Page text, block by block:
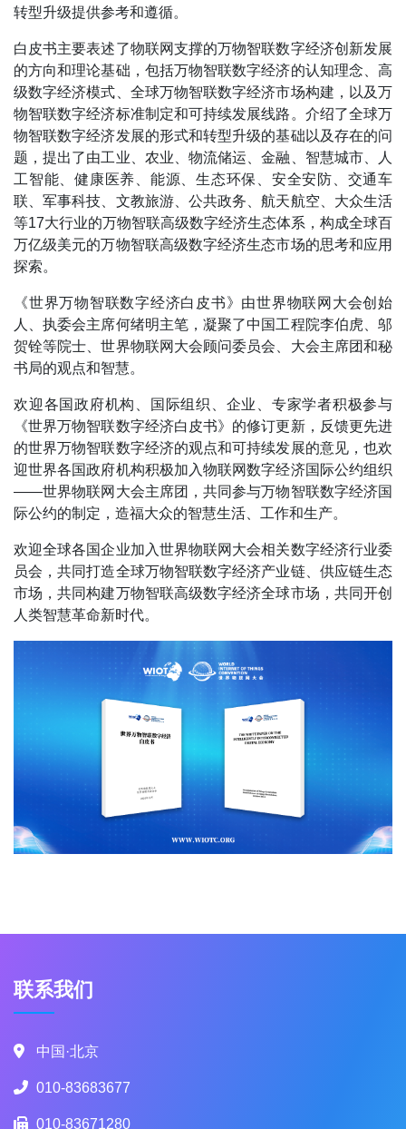
转型升级提供参考和遵循。
白皮书主要表述了物联网支撑的万物智联数字经济创新发展
的方向和理论基础，包括万物智联数字经济的认知理念、高
级数字经济模式、全球万物智联数字经济市场构建，以及万
物智联数字经济标准制定和可持续发展线路。介绍了全球万
物智联数字经济发展的形式和转型升级的基础以及存在的问
题，提出了由工业、农业、物流储运、金融、智慧城市、人
工智能、健康医养、能源、生态环保、安全安防、交通车
联、军事科技、文教旅游、公共政务、航天航空、大众生活
等17大行业的万物智联高级数字经济生态体系，构成全球百
万亿级美元的万物智联高级数字经济生态市场的思考和应用
探索。
《世界万物智联数字经济白皮书》由世界物联网大会创始
人、执委会主席何绪明主笔，凝聚了中国工程院李伯虎、邬
贺铨等院士、世界物联网大会顾问委员会、大会主席团和秘
书局的观点和智慧。
欢迎各国政府机构、国际组织、企业、专家学者积极参与
《世界万物智联数字经济白皮书》的修订更新，反馈更先进
的世界万物智联数字经济的观点和可持续发展的意见，也欢
迎世界各国政府机构积极加入物联网数字经济国际公约组织
——世界物联网大会主席团，共同参与万物智联数字经济国
际公约的制定，造福大众的智慧生活、工作和生产。
欢迎全球各国企业加入世界物联网大会相关数字经济行业委
员会，共同打造全球万物智联数字经济产业链、供应链生态
市场，共同构建万物智联高级数字经济全球市场，共同开创
人类智慧革命新时代。
联系我们
中国·北京
010-83683677
010-83671280